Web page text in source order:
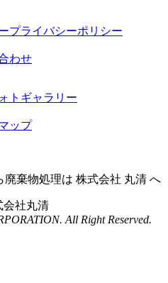
プライバシーポリシー
わせ
トギャラリー
ップ
棄物処理は 株式会社 丸清 へ
All Right Reserved.